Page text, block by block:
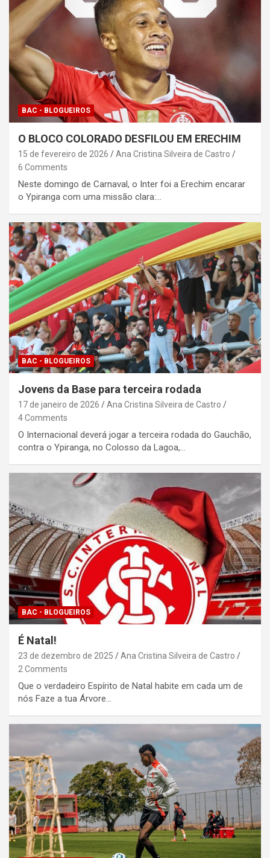
BAC - BLOGUEIROS
O BLOCO COLORADO DESFILOU EM ERECHIM
15 de fevereiro de 2026
Ana Cristina Silveira de Castro
6 Comments
Neste domingo de Carnaval, o Inter foi a Erechim encarar
o Ypiranga com uma missão clara:…
BAC - BLOGUEIROS
Jovens da Base para terceira rodada
17 de janeiro de 2026
Ana Cristina Silveira de Castro
4 Comments
O Internacional deverá jogar a terceira rodada do Gauchão,
contra o Ypiranga, no Colosso da Lagoa,…
BAC - BLOGUEIROS
É Natal!
23 de dezembro de 2025
Ana Cristina Silveira de Castro
2 Comments
Que o verdadeiro Espírito de Natal habite em cada um de
nós Faze a tua Árvore…